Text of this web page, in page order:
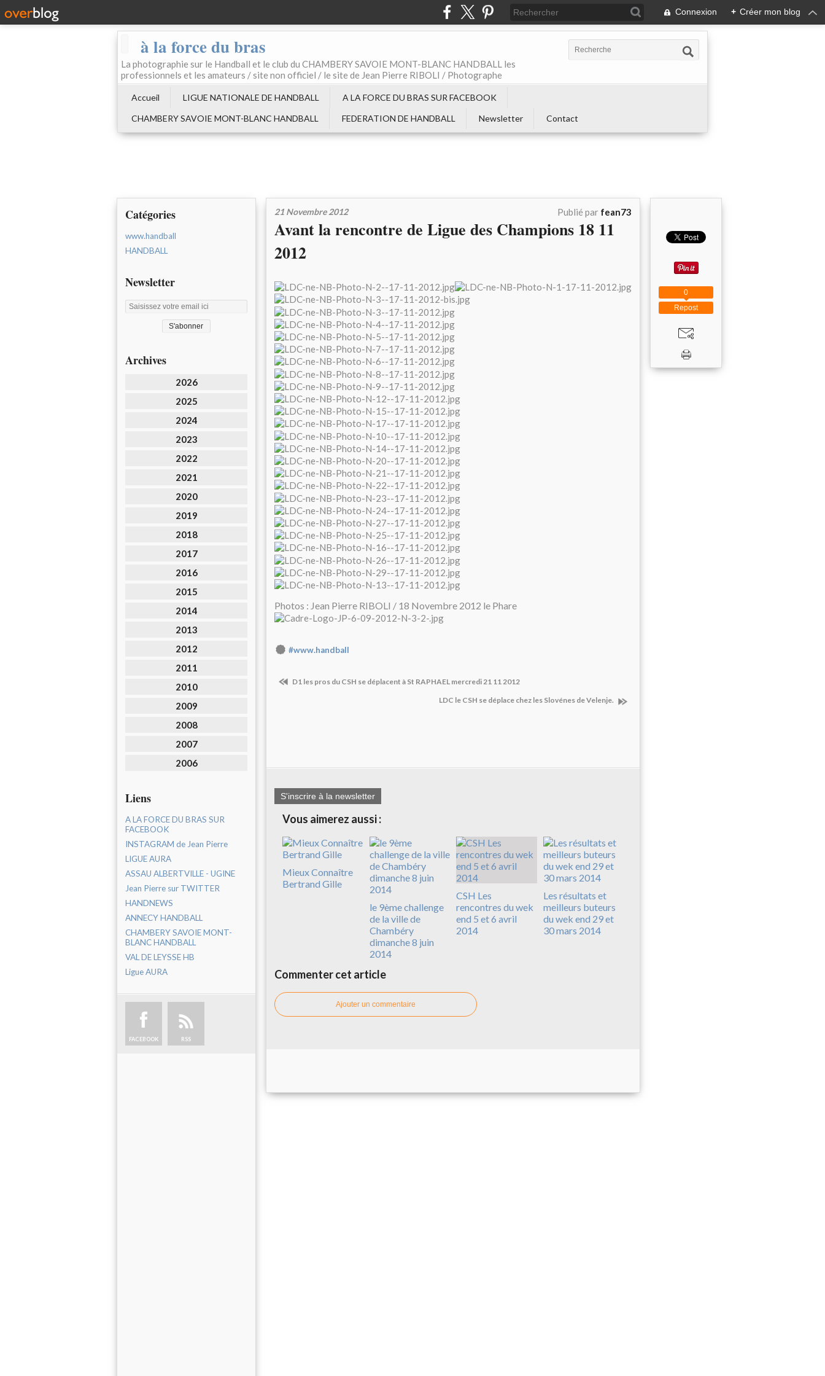
Connexion + Créer mon blog
à la force du bras
La photographie sur le Handball et le club du CHAMBERY SAVOIE MONT-BLANC HANDBALL les
professionnels et les amateurs / site non officiel / le site de Jean Pierre RIBOLI / Photographe
Accueil LIGUE NATIONALE DE HANDBALL
A LA FORCE DU BRAS SUR FACEBOOK
CHAMBERY SAVOIE MONT-BLANC HANDBALL
FEDERATION DE HANDBALL Newsletter Contact
Catégories
www.handball
HANDBALL
Newsletter
Archives
2026
2025
2024
2023
2022
2021
2020
2019
2018
2017
2016
2015
2014
2013
2012
2011
2010
2009
2008
2007
2006
Liens
A LA FORCE DU BRAS SUR
FACEBOOK
INSTAGRAM de Jean Pierre
LIGUE AURA
ASSAU ALBERTVILLE - UGINE
Jean Pierre sur TWITTER
HANDNEWS
ANNECY HANDBALL
CHAMBERY SAVOIE MONT-
BLANC HANDBALL
VAL DE LEYSSE HB
Ligue AURA
FACEBOOK RSS
21 Novembre 2012 Publié par fean73
Avant la rencontre de Ligue des Champions 18 11
2012
Photos : Jean Pierre RIBOLI / 18 Novembre 2012 le Phare
#www.handball
D1 les pros du CSH se déplacent à St RAPHAEL mercredi 21 11 2012
LDC le CSH se déplace chez les Slovénes de Velenje.
S'inscrire à la newsletter
Vous aimerez aussi :
Mieux Connaître
Bertrand Gille
le 9ème challenge
de la ville de
Chambéry
dimanche 8 juin
2014
CSH Les
rencontres du wek
end 5 et 6 avril
2014
Les résultats et
meilleurs buteurs
du wek end 29 et
30 mars 2014
Commenter cet article
Ajouter un commentaire
Repost
0